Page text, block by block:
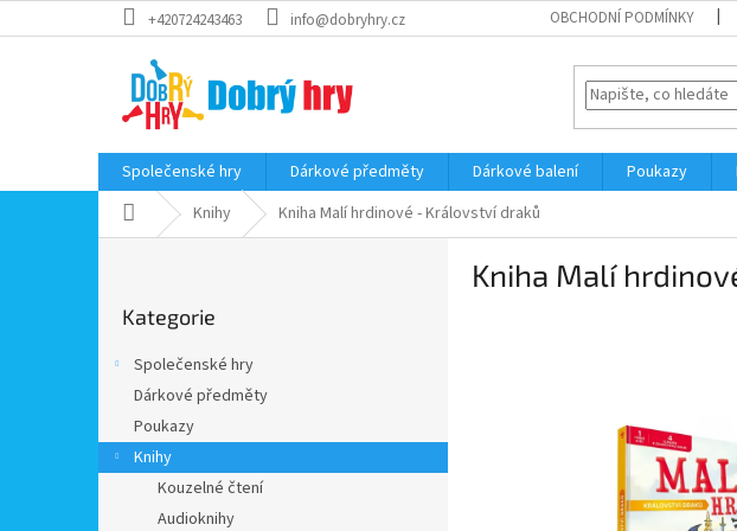
na
+420724243463 info@dobryhry.cz OBCHODNÍ PODMÍNKY
Společenské hry Dárkové předměty Dárkové balení Poukazy
Domů Knihy Kniha Malí hrdinové - Království draků
kategorie
Kategorie
Společenské hry
Dárkové předměty
Poukazy
Knihy
Kouzelné čtení
Audioknihy
Kniha Malí